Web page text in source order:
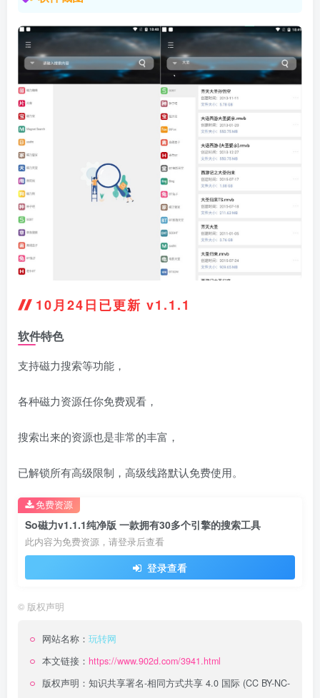
10月24日已更新 v1.1.1
软件特色
支持磁力搜索等功能，
各种磁力资源任你免费观看，
搜索出来的资源也是非常的丰富，
已解锁所有高级限制，高级线路默认免费使用。
So磁力v1.1.1纯净版 一款拥有30多个引擎的搜索工具
此内容为免费资源，请登录后查看
登录查看
免费资源
© 版权声明
网站名称： 玩转网
本文链接： https://www.902d.com/3941.html
版权声明： 知识共享署名-相同方式共享 4.0 国际 (CC BY-NC-